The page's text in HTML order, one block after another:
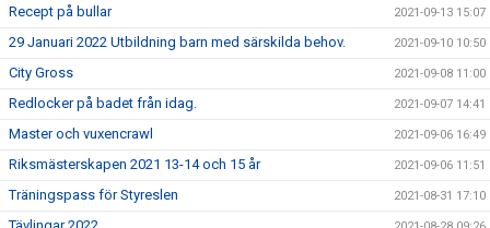
Recept på bullar 2021-09-13 15:07
29 Januari 2022 Utbildning barn med särskilda behov. 2021-09-10 10:50
City Gross 2021-09-08 11:00
Redlocker på badet från idag. 2021-09-07 14:41
Master och vuxencrawl 2021-09-06 16:49
Riksmästerskapen 2021 13-14 och 15 år 2021-09-06 11:51
Träningspass för Styreslen 2021-08-31 17:10
Tävlingar 2022